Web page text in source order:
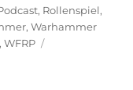
, Rollenspiel,
,Warhammer
,WFRP